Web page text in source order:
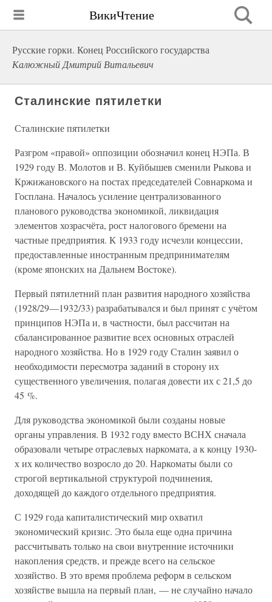
ВикиЧтение
Русские горки. Конец Российского государства
Калюжный Дмитрий Витальевич
Сталинские пятилетки
Сталинские пятилетки
Разгром «правой» оппозиции обозначил конец НЭПа. В
1929 году В. Молотов и В. Куйбышев сменили Рыкова и
Кржижановского на постах председателей Совнаркома и
Госплана. Началось усиление централизованного
планового руководства экономикой, ликвидация
элементов хозрасчёта, рост налогового бремени на
частные предприятия. К 1933 году исчезли концессии,
предоставленные иностранным предпринимателям
(кроме японских на Дальнем Востоке).
Первый пятилетний план развития народного хозяйства
(1928/29—1932/33) разрабатывался и был принят с учётом
принципов НЭПа и, в частности, был рассчитан на
сбалансированное развитие всех основных отраслей
народного хозяйства. Но в 1929 году Сталин заявил о
необходимости пересмотра заданий в сторону их
существенного увеличения, полагая довести их с 21,5 до
45 %.
Для руководства экономикой были созданы новые
органы управления. В 1932 году вместо ВСНХ сначала
образовали четыре отраслевых наркомата, а к концу 1930-
х их количество возросло до 20. Наркоматы были со
строгой вертикальной структурой подчинения,
доходящей до каждого отдельного предприятия.
С 1929 года капиталистический мир охватил
экономический кризис. Это была еще одна причина
рассчитывать только на свои внутренние источники
накопления средств, и прежде всего на сельское
хозяйство. В это время проблема реформ в сельском
хозяйстве вышла на первый план, — не случайно начало